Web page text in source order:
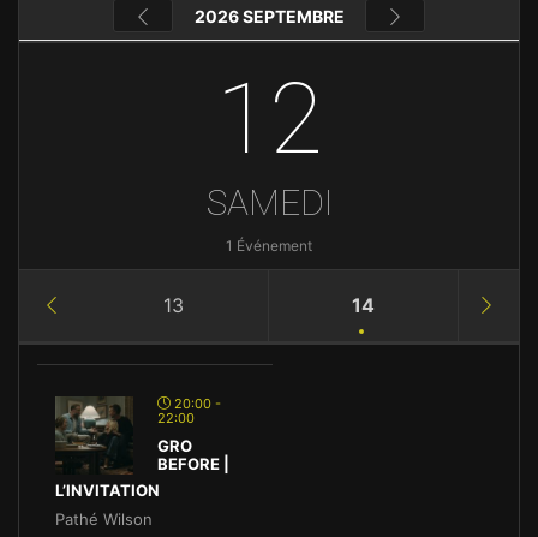
2026 SEPTEMBRE
12
SAMEDI
1 Événement
13 14
20:00 -
22:00
GRO
BEFORE |
L’INVITATION
Pathé Wilson